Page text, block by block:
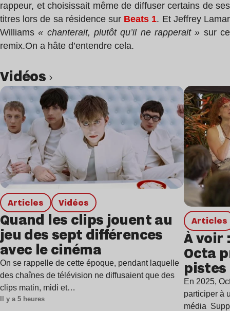
rappeur, et choisissait même de diffuser certains de ses
titres lors de sa résidence sur Beats 1. Et Jeffrey Lamar
Williams« chanterait, plutôt qu’il ne rapperait » sur ce
remix.On a hâte d’entendre cela.
Vidéos
Articles Vidéos
Quand les clips jouent au
jeu des sept différences
avec le cinéma
On se rappelle de cette époque, pendant laquelle
des chaînes de télévision ne diffusaient que des
clips matin, midi et…
Il y a 5 heures
Articles
À voir
Octa
ère
En 2025,
participer à
média
Lire l’article